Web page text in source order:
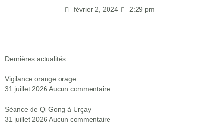
février 2, 2024 2:29 pm
Dernières actualités
Vigilance orange orage
31 juillet 2026 Aucun commentaire
Séance de Qi Gong à Urçay
31 juillet 2026 Aucun commentaire